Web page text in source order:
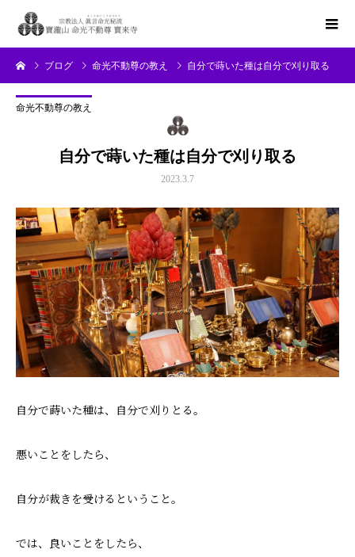
ブログ 命光不動尊の教え 自分で蒔いた種は自分で刈り取る
命光不動尊の教え
自分で蒔いた種は自分で刈り取る
2023.3.7
自分で蒔いた種は、自分で刈りとる。
悪いことをしたら、
自分が裁きを受けるということ。
では、良いことをしたら、